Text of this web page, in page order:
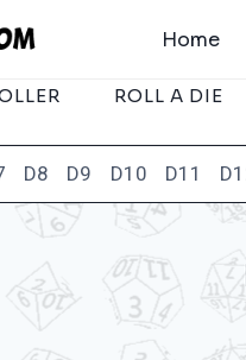
Home
ROLL A DIE
D8 D9 D10 D11